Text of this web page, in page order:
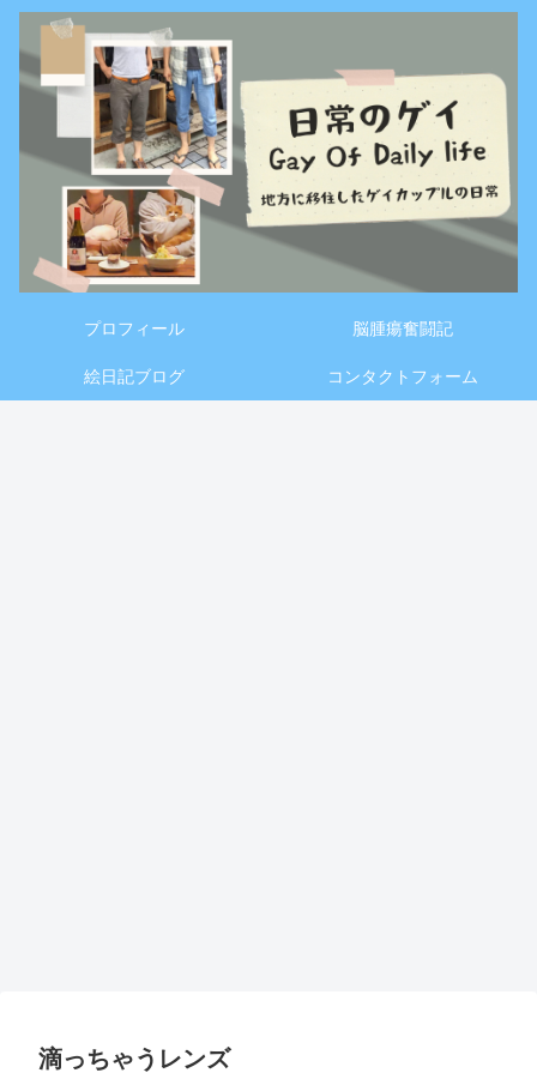
プロフィール 脳腫瘍奮闘記
絵日記ブログ コンタクトフォーム
滴っちゃうレンズ